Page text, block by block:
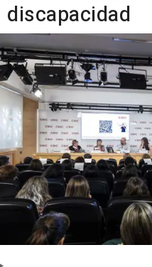
discapacidad